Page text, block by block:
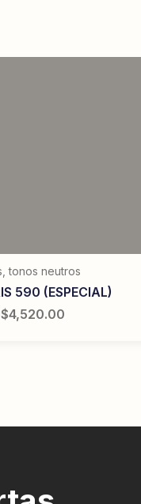
,tonos neutros
590 (ESPECIAL)
4,520.00